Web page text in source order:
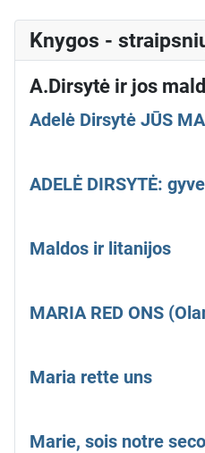
Knygos -
A.Dirsytė ir jos
Adelė Dirsytė JŪS
ADELĖ DIRSYTĖ:
Maldos ir litanijos
MARIA RED ONS
Maria rette uns
Marie, sois notre